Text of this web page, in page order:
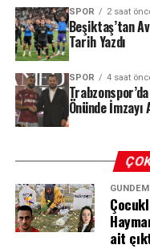
SPOR 2 saat
Beşiktaş’tan
Tarih Yazdı
SPOR 4 saat
Önünde İmzayı
GÜNDEM
ait